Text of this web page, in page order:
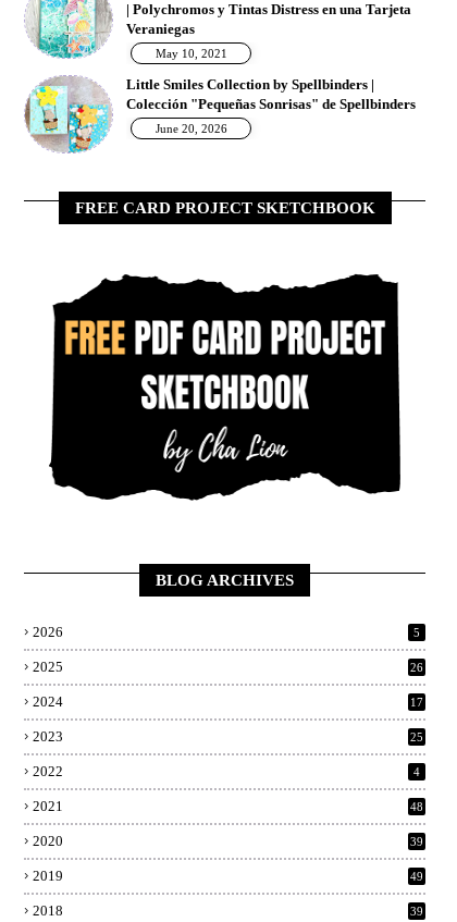
| Polychromos y Tintas Distress en una Tarjeta
Veraniegas
May 10, 2021
Little Smiles Collection by Spellbinders |
Colección "Pequeñas Sonrisas" de Spellbinders
June 20, 2026
FREE CARD PROJECT SKETCHBOOK
BLOG ARCHIVES
2026 5
2025 26
2024 17
2023 25
2022 4
2021 48
2020 39
2019 49
2018 39